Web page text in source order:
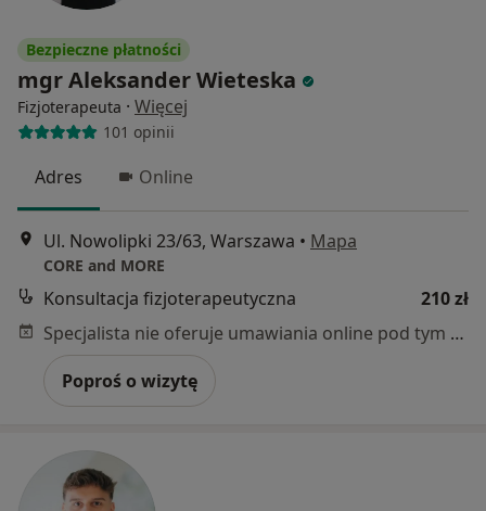
Bezpieczne płatności
mgr Aleksander Wieteska
Fizjoterapeuta · Więcej
101 opinii
Adres Online
Ul. Nowolipki 23/63, Warszawa • Mapa
CORE and MORE
Konsultacja fizjoterapeutyczna
210 zł
Specjalista nie oferuje umawiania online pod tym adresem.
Poproś o wizytę